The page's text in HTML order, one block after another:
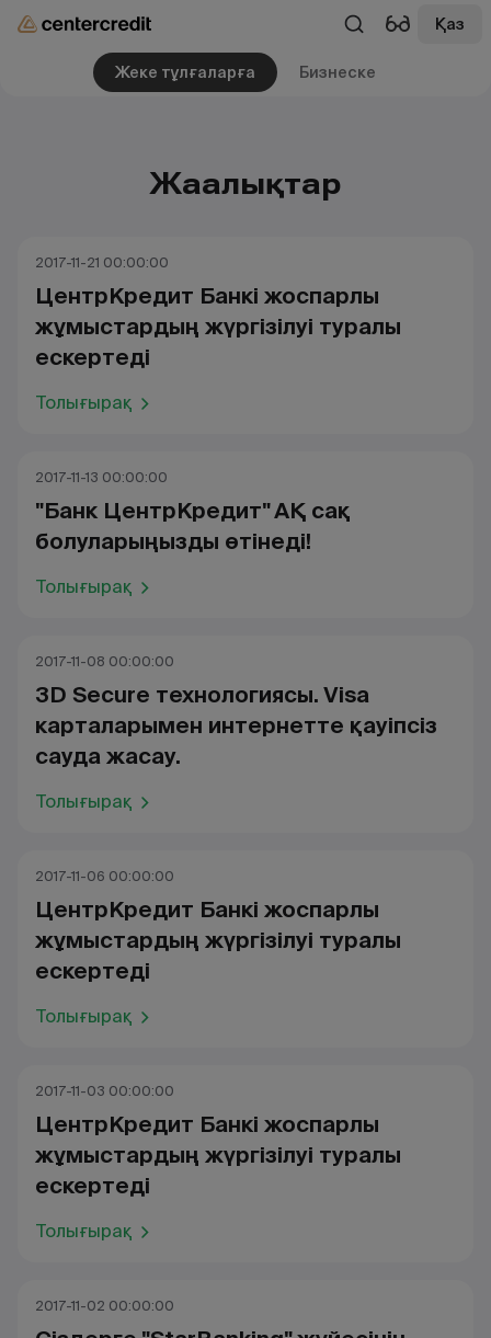
Қаз
Жеке тұлғаларға Бизнеске
Жаңалықтар
2017-11-21 00:00:00
ЦентрКредит Банкі жоспарлы
жұмыстардың жүргізілуі туралы
ескертеді
Толығырақ
2017-11-13 00:00:00
"Банк ЦентрКредит" АҚ сақ
болуларыңызды өтінеді!
Толығырақ
2017-11-08 00:00:00
3D Secure технологиясы. Visa
карталарымен интернетте қауіпсіз
сауда жасау.
Толығырақ
2017-11-06 00:00:00
ЦентрКредит Банкі жоспарлы
жұмыстардың жүргізілуі туралы
ескертеді
Толығырақ
2017-11-03 00:00:00
ЦентрКредит Банкі жоспарлы
жұмыстардың жүргізілуі туралы
ескертеді
Толығырақ
2017-11-02 00:00:00